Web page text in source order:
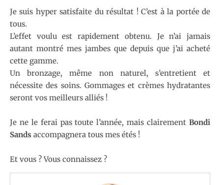
Je suis hyper satisfaite du résultat ! C’est à la portée de
tous.
L’effet voulu est rapidement obtenu. Je n’ai jamais
autant montré mes jambes que depuis que j’ai acheté
cette gamme.
Un bronzage, même non naturel, s’entretient et
nécessite des soins. Gommages et crèmes hydratantes
seront vos meilleurs alliés !
Je ne le ferai pas toute l’année, mais clairement Bondi
Sands accompagnera tous mes étés !
Et vous ? Vous connaissez ?